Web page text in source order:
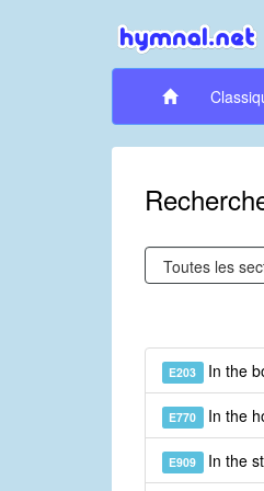
E203 In the
E770 In the
E909 In the